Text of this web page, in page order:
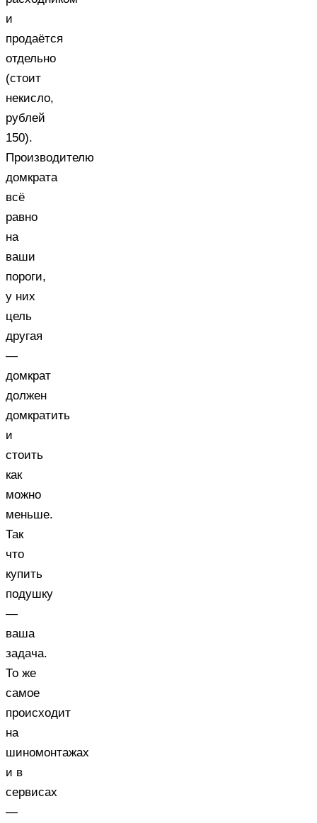
и
продаётся
отдельно
(стоит
некисло,
рублей
150).
Производителю
домкрата
всё
равно
на
ваши
пороги,
у них
цель
другая
—
домкрат
должен
домкратить
и
стоить
как
можно
меньше.
Так
что
купить
подушку
—
ваша
задача.
То же
самое
происходит
на
шиномонтажах
и в
сервисах
—